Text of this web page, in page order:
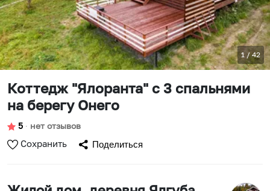
1 /42
Коттедж "Ялoранта" с 3 спальнями
на берегу Онего
5 ∙ нет отзывов
Сохранить Поделиться